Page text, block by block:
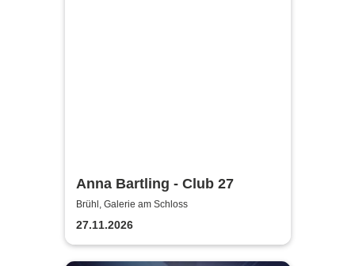
Anna Bartling - Club 27
Brühl, Galerie am Schloss
27.11.2026